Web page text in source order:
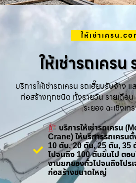
ให้เช่าเครน
ให้เช่ารถเครน
บริการให้เช่ารถเครน รถเฮี๊ยบรับจ้าง แ
ก่อสร้างทุกชนิด ทั้งรายวัน รายเดือ
ระยอง ฉะเชิงเท
บริการให้เช่ารถเครน
Crane) ให้บริการรถเครน
10 ตัน, 20 ตัน, 25 ตัน, 35
ไปจนถึง 100 ตันขึ้นไป ตอ
งานยกของทั่วไปจนถึงโปร
ก่อสร้างขนาดใหญ่